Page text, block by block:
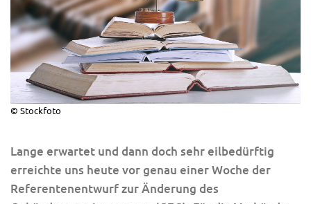
© Stockfoto
Lange erwartet und dann doch sehr eilbedürftig
erreichte uns heute vor genau einer Woche der
Referentenentwurf zur Änderung des